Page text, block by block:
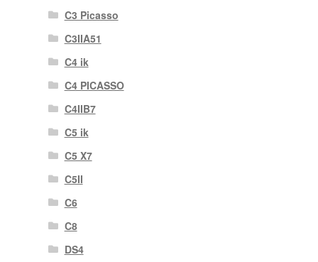
C3 Picasso
C3IIA51
C4 ik
C4 PICASSO
C4IIB7
C5 ik
C5 X7
C5II
C6
C8
DS4